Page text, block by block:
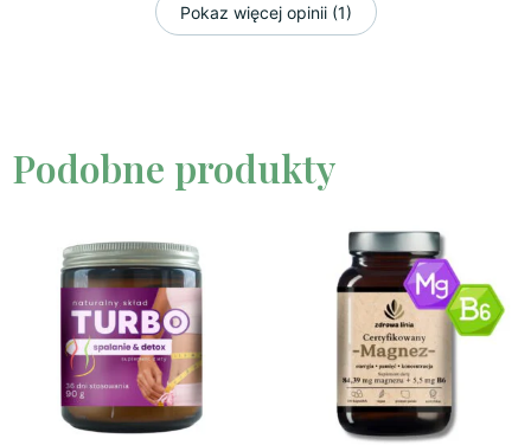
Pokaz więcej opinii (1)
Podobne produkty